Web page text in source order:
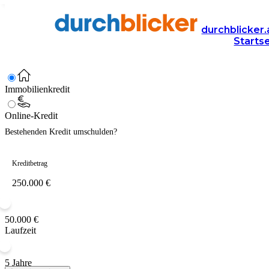
250.000 Euro Kredit beantragen
Jetzt kostenlos & unverbindlich Kreditanfrage stellen und 250000
Immobilienkredit
Online-Kredit
Bestehenden Kredit umschulden?
Kreditbetrag
50.000 €
Laufzeit
5 Jahre